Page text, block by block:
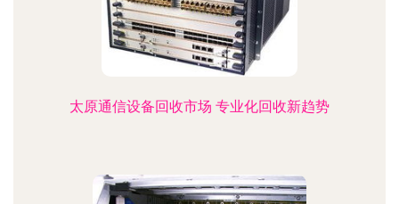
太原通信设备回收市场 专业化回收新趋势